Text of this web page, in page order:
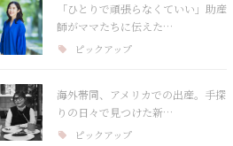
「ひとりで頑張らなくていい」助産
師がママたちに伝えた…
ピックアップ
海外帯同、アメリカでの出産。手探
りの日々で見つけた新…
ピックアップ